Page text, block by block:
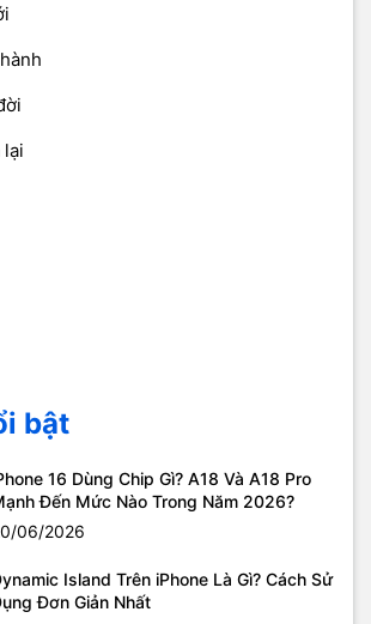
lại
bật
16 Dùng Chip Gì? A18 Và A18 Pro
Đến Mức Nào Trong Năm 2026?
06/2026
Island Trên iPhone Là Gì? Cách Sử
Đơn Giản Nhất